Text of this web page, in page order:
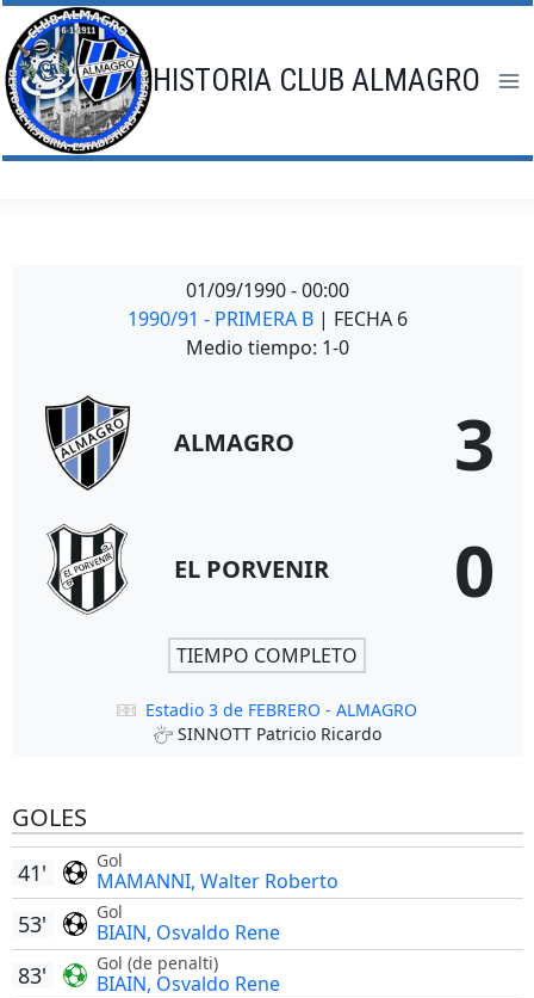
Saltar
al
contenido
HISTORIA CLUB ALMAGRO
01/09/1990 - 00:00
1990/91 - PRIMERA B | FECHA 6
Medio tiempo: 1-0
ALMAGRO 3
EL PORVENIR 0
TIEMPO COMPLETO
Estadio 3 de FEBRERO - ALMAGRO
SINNOTT Patricio Ricardo
GOLES
Gol
MAMANNI, Walter Roberto
41'
Gol
BIAIN, Osvaldo Rene
53'
Gol (de penalti)
BIAIN, Osvaldo Rene
83'